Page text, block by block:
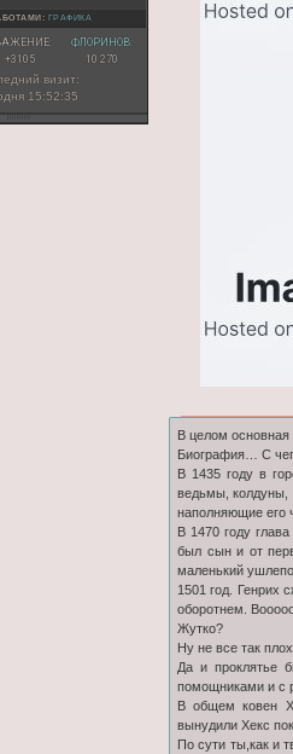
ГРАФИКА
+3105
ФЛОРИНОВ:
10 270
визит:
15:52:35
В целом
Биография… С
В 1435 году в
ведьмы, колдуны,
наполняющие его
В 1470 году
был сын и от
маленький
1501 год. Генрих
оборотнем.
Жутко?
Ну не все так
Да и проклятье
помощниками и с
В общем ковен
вынудили Хекс
По сути ты,как и